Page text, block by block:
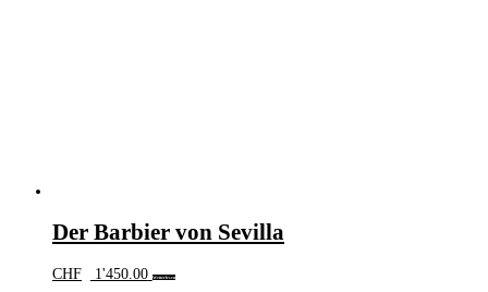
Der Barbier von Sevilla
CHF 1'450.00 Weiterlesen